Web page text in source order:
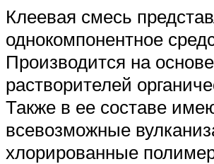
Клеевая смесь
однокомпонентное
Производится на
растворителей
Также в ее составе
всевозможные
хлорированные